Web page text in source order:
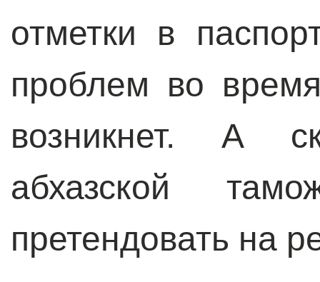
отметки в
проблем во
возникнет. А
абхазской
претендовать на